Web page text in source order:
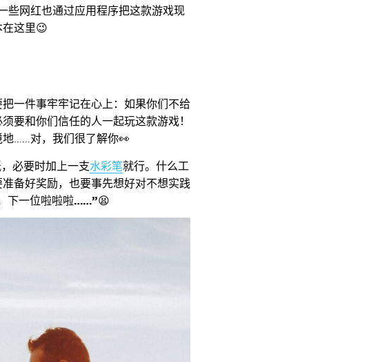
些网红也通过应用程序把这款游戏现
这里😉
一件事牢牢记在心上：如果你们不给
要和你们信任的人一起玩这款游戏！
……对，我们很了解你👀
必要时加上一支水彩笔就行。什么工
备好奖励，也要事先想好对不想实践
下一位啦啦啦……”😫